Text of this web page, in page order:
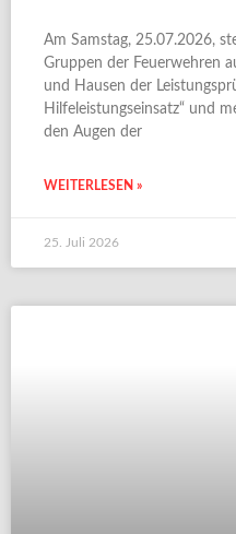
Am Samstag, 25.07.2026,
Gruppen der Feuerwehren
und Hausen der
Hilfeleistungseinsatz“ und
den Augen der
WEITERLESEN »
25. Juli 2026